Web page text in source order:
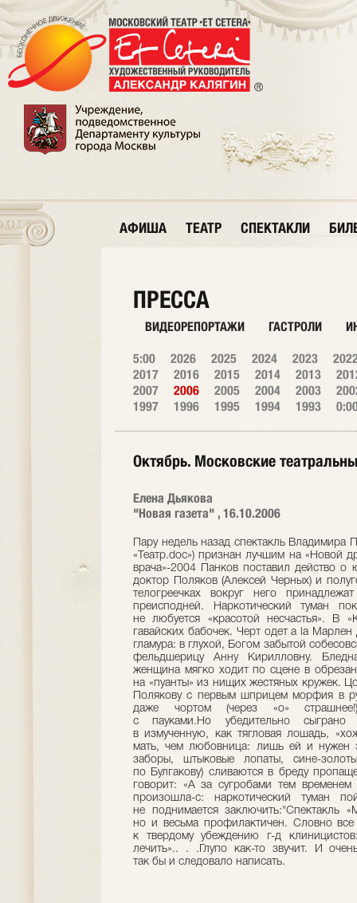
АФИША ТЕАТР СПЕКТАКЛИ
ПРЕССА
ВИДЕОРЕПОРТАЖИ ГАСТРОЛИ
5:00 2026 2025 2024 2023
2017
2016 2015 2014 2013
2007
2006 2005 2004 2003
1997
1996 1995 1994 1993
Октябрь. Московские
Елена Дьякова
"Новая газета" , 16.10.2006
Пару недель назад спектакль Владимира
«Театр.doc») признан лучшим на «Новой
врача»-2004 Панков поставил действо о
доктор Поляков (Алексей Черных) и
телогреечках вокруг него
преисподней. Наркотический туман
не любуется «красотой несчастья». В
гавайских бабочек. Черт одет a la
гламура: в глухой, Богом забытой
фельдшерицу Анну Кирилловну.
женщина мягко ходит по сцене в
на «пуанты» из нищих жестяных кружек.
Полякову с первым шприцем морфия в
даже чортом (через «о»
с пауками.Но убедительно
в измученную, как тягловая лошадь,
мать, чем любовница: лишь ей и нужен
заборы, штыковые лопаты, сине-
по Булгакову) сливаются в бреду
говорит: «А за сугробами тем
произошла-с: наркотический туман
не поднимается заключить:"Спектакль
но и весьма профилактичен. Словно
к твердому убеждению г-д
лечить».. . .Глупо как-то звучит. И
так бы и следовало написать.